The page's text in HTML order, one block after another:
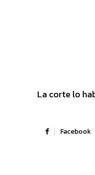
La corte lo
Facebook